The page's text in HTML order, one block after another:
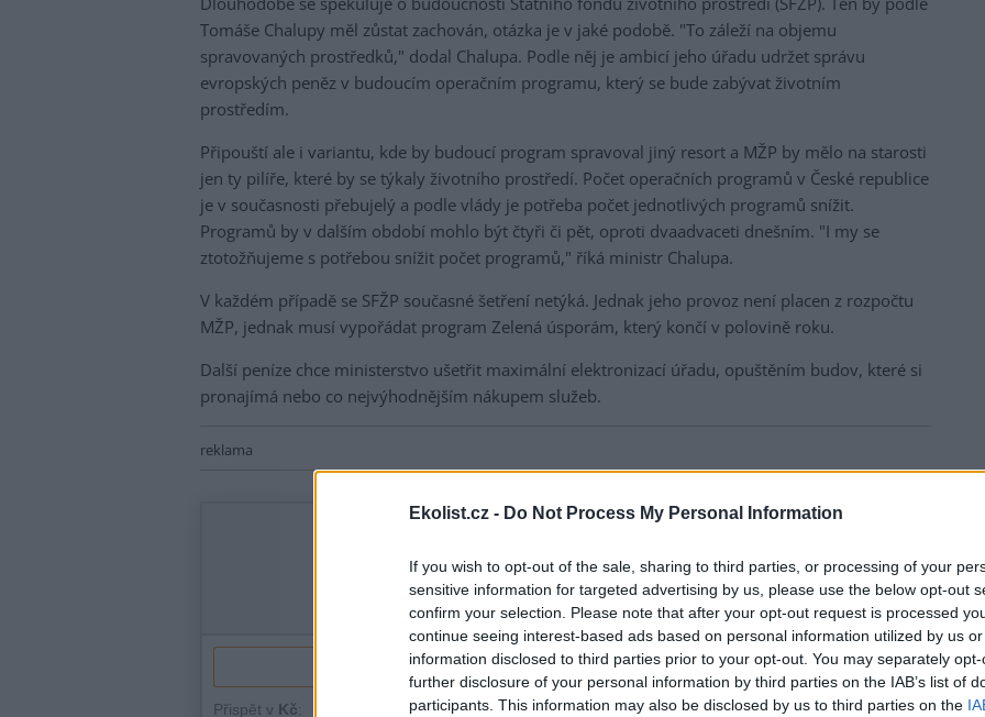
Ekolist.cz - Do Not Process My Personal Information
If you wish to opt-out of the sale, sharing to third parties, or processing of your
sensitive information for targeted advertising by us, please use the below opt-out
confirm your selection. Please note that after your opt-out request is processed
continue seeing interest-based ads based on personal information utilized by us
information disclosed to third parties prior to your opt-out. You may separately
further disclosure of your personal information by third parties on the IAB’s list of
participants. This information may also be disclosed by us to third parties on the
Tomáše Chalupy měl zůstat zachován, otázka je v jaké podobě. "To záleží na objemu
spravovaných prostředků," dodal Chalupa. Podle něj je ambicí jeho úřadu udržet správu
evropských peněz v budoucím operačním programu, který se bude zabývat životním
prostředím.
Připouští ale i variantu, kde by budoucí program spravoval jiný resort a MŽP by mělo na starosti
jen ty pilíře, které by se týkaly životního prostředí. Počet operačních programů v České republice
je v současnosti přebujelý a podle vlády je potřeba počet jednotlivých programů snížit.
Programů by v dalším období mohlo být čtyři či pět, oproti dvaadvaceti dnešním. "I my se
ztotožňujeme s potřebou snížit počet programů," říká ministr Chalupa.
V každém případě se SFŽP současné šetření netýká. Jednak jeho provoz není placen z rozpočtu
MŽP, jednak musí vypořádat program Zelená úsporám, který končí v polovině roku.
Další peníze chce ministerstvo ušetřit maximální elektronizací úřadu, opuštěním budov, které si
pronajímá nebo co nejvýhodnějším nákupem služeb.
reklama